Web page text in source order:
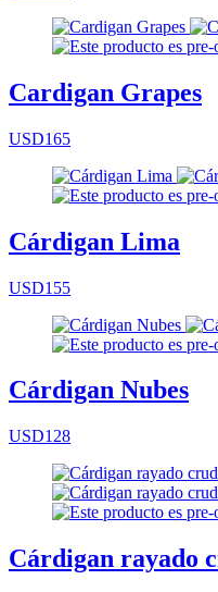
Cardigan Grapes
USD165
Cárdigan Lima
USD155
Cárdigan Nubes
USD128
Cárdigan rayado